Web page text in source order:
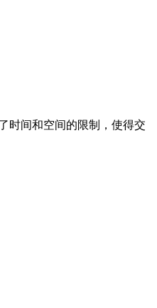
时间和空间的限制，使得交